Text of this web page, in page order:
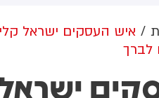
של ארה״ב, אבל כמו חברים
יש חילוקי דעות.
הפשוטה היא שעבודתי
של לא אחרת
איש העסקים ישראל
לברך
ישראל